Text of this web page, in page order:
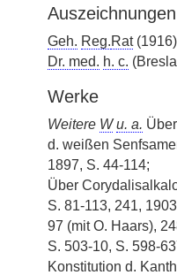
Auszeichnungen
Geh. Reg.Rat
Dr. med. h. c.
Werke
Weitere W u. a.
d. weißen
1897, S. 44-114;
Über
S. 81-113, 241,
97 (mit O. Haars),
S. 503-10, S. 598-
Konstitution d.